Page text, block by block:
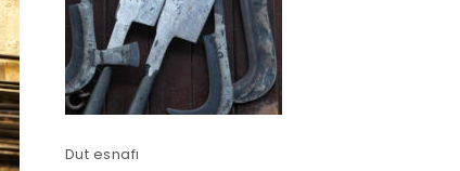
Dut esnafı